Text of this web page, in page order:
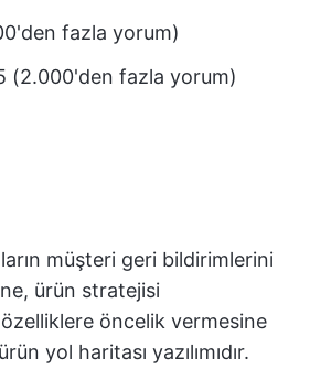
fazla yorum)
(2.000'den fazla yorum)
müşteri geri bildirimlerini
ürün stratejisi
öncelik vermesine
yol haritası yazılımıdır.